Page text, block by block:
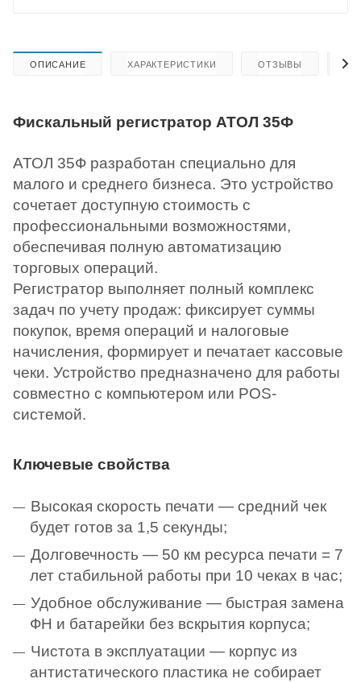
ОПИСАНИЕ ХАРАКТЕРИСТИКИ ОТЗЫВЫ
Фискальный регистратор АТОЛ 35Ф
АТОЛ 35Ф разработан специально для
малого и среднего бизнеса. Это устройство
сочетает доступную стоимость с
профессиональными возможностями,
обеспечивая полную автоматизацию
торговых операций.
Регистратор выполняет полный комплекс
задач по учету продаж: фиксирует суммы
покупок, время операций и налоговые
начисления, формирует и печатает кассовые
чеки. Устройство предназначено для работы
совместно с компьютером или POS-
системой.
Ключевые свойства
Высокая скорость печати — средний чек
будет готов за 1,5 секунды;
Долговечность — 50 км ресурса печати = 7
лет стабильной работы при 10 чеках в час;
Удобное обслуживание — быстрая замена
ФН и батарейки без вскрытия корпуса;
Чистота в эксплуатации — корпус из
антистатического пластика не собирает